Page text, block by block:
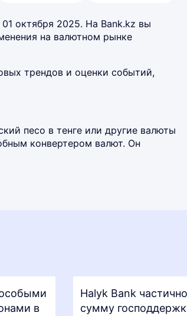
октября 2025. На Bank.kz вы
на валютном рынке
трендов и оценки событий,
песо в тенге или другие валюты
конвертером валют. Он
в
Halyk Bank
сумму